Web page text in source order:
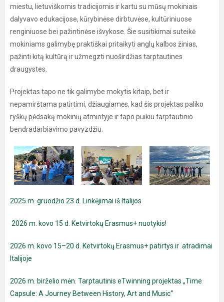
miestu, lietuviškomis tradicijomis ir kartu su mūsų mokiniais
dalyvavo edukacijose, kūrybinėse dirbtuvėse, kultūriniuose
renginiuose bei pažintinėse išvykose. Šie susitikimai suteikė
mokiniams galimybę praktiškai pritaikyti anglų kalbos žinias,
pažinti kitą kultūrą ir užmegzti nuoširdžias tarptautines
draugystes.
Projektas tapo ne tik galimybe mokytis kitaip, bet ir
nepamirštama patirtimi, džiaugiamės, kad šis projektas paliko
ryškų pėdsaką mokinių atmintyje ir tapo puikiu tarptautinio
bendradarbiavimo pavyzdžiu.
2025 m. gruodžio 23 d. Linkėjimai iš Italijos
2026 m. kovo 15 d. Ketvirtokų Erasmus+ nuotykis!
2026 m. kovo 15–20 d. Ketvirtokų Erasmus+ patirtys ir atradimai
Italijoje
2026 m. birželio mėn. Tarptautinis eTwinning projektas „Time
Capsule: A Journey Between History, Art and Music“